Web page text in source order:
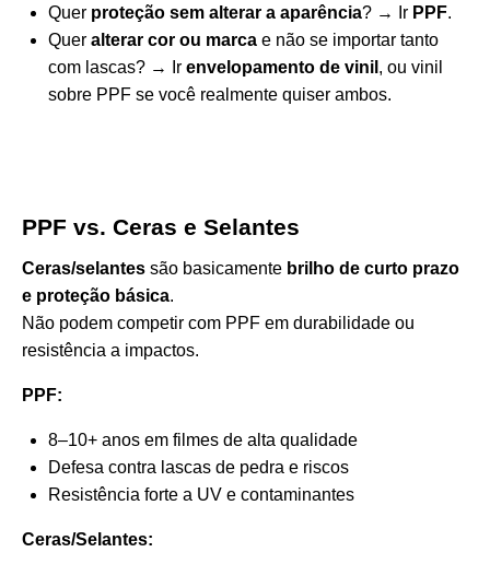
Quer proteção sem alterar a aparência? → Ir PPF.
Quer alterar cor ou marca e não se importar tanto
com lascas? → Ir envelopamento de vinil , ou vinil
sobre PPF se você realmente quiser ambos.
PPF vs. Ceras e Selantes
Ceras/selantes são basicamente brilho de curto prazo
e proteção básica.
Não podem competir com PPF em durabilidade ou
resistência a impactos.
PPF:
8–10+ anos em filmes de alta qualidade
Defesa contra lascas de pedra e riscos
Resistência forte a UV e contaminantes
Ceras/Selantes: